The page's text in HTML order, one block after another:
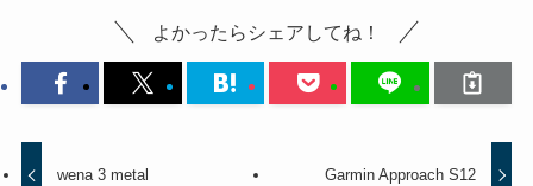
よかったらシェアしてね！
wena 3 metal Garmin Approach S12